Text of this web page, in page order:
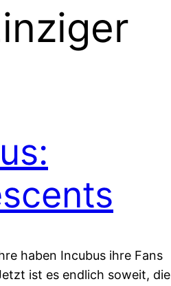
haben Incubus ihre Fans
ist es endlich soweit, die